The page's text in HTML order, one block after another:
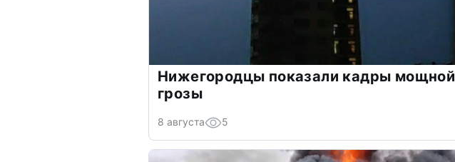
Нижегородцы показали кадры мощной
грозы
8 августа 5